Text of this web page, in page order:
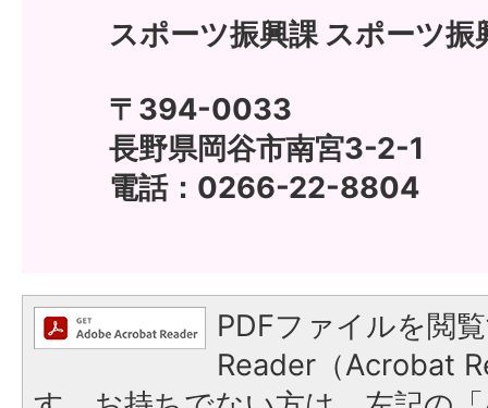
スポーツ振興課 スポーツ振
〒394-0033
長野県岡谷市南宮3-2-1
電話：0266-22-8804
PDFファイルを閲
Reader（Acrobat